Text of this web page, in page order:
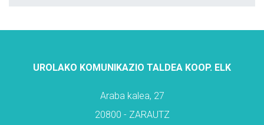
UROLAKO KOMUNIKAZIO TALDEA KOOP. ELK
Araba kalea, 27
20800 - ZARAUTZ